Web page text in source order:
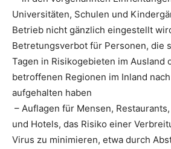
Universitäten, Schulen und
Betrieb nicht gänzlich eingestellt
Betretungsverbot für Personen, die
Tagen in Risikogebieten im Ausland
betroffenen Regionen im Inland
aufgehalten haben
– Auflagen für Mensen,
und Hotels, das Risiko einer
Virus zu minimieren, etwa durch